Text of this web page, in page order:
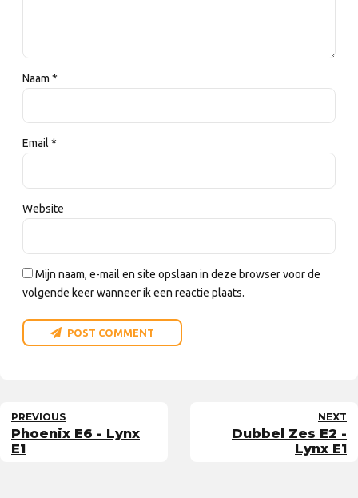
Naam *
Email *
Website
Mijn naam, e-mail en site opslaan in deze browser voor de
volgende keer wanneer ik een reactie plaats.
POST COMMENT
PREVIOUS
Phoenix E6 - Lynx
E1
NEXT
Dubbel Zes E2 -
Lynx E1